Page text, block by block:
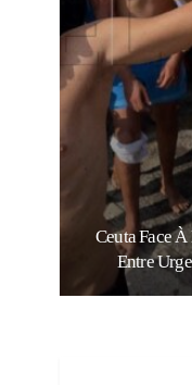
Ceuta Face
Entre